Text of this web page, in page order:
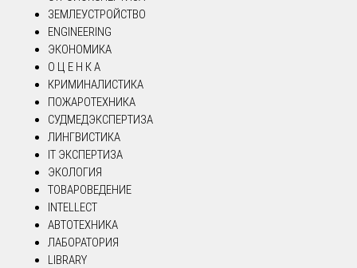
ЗЕМЛЕУСТРОЙСТВО
ENGINEERING
ЭКОНОМИКА
О Ц Е Н К А
КРИМИНАЛИСТИКА
ПОЖАРОТЕХНИКА
СУДМЕДЭКСПЕРТИЗА
ЛИНГВИСТИКА
IT ЭКСПЕРТИЗА
ЭКОЛОГИЯ
ТОВАРОВЕДЕНИЕ
INTELLECT
АВТОТЕХНИКА
ЛАБОРАТОРИЯ
LIBRARY